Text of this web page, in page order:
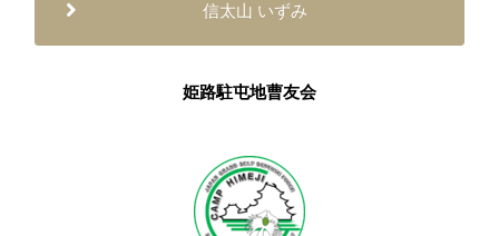
信太山 いずみ
姫路駐屯地曹友会